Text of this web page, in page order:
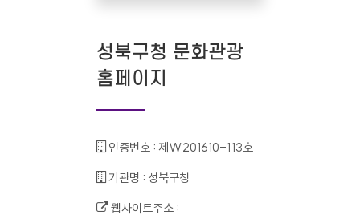
성북구청 문화관광
홈페이지
인증번호 : 제W201610-113호
기관명 : 성북구청
웹사이트주소 :